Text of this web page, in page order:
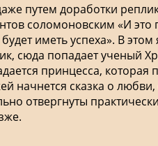
путем доработки
соломоновским «И
иметь успеха». В
сюда попадает ученый
принцесса, которая
начнется сказка о
отвергнуты